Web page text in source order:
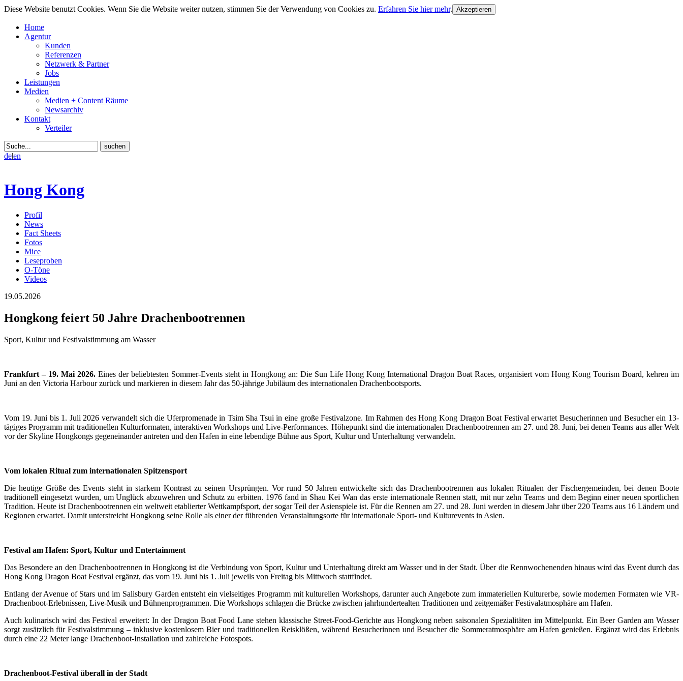
Diese Website benutzt Cookies. Wenn Sie die Website weiter nutzen, stimmen Sie der Verwendung von Cookies zu. Erfahren Sie hier mehr.
Home
Agentur
Kunden
Referenzen
Netzwerk & Partner
Jobs
Leistungen
Medien
Medien + Content Räume
Newsarchiv
Kontakt
Verteiler
de|en
Hong Kong
Profil
News
Fact Sheets
Fotos
Mice
Leseproben
O-Töne
Videos
19.05.2026
Hongkong feiert 50 Jahre Drachenbootrennen
Sport, Kultur und Festivalstimmung am Wasser
Frankfurt – 19. Mai 2026. Eines der beliebtesten Sommer-Events steht in Hongkong an: Die Sun Life Hong Kong International Dragon Boat Races, organisiert vom Hong Kong Tourism Board, kehren im
Juni an den Victoria Harbour zurück und markieren in diesem Jahr das 50-jährige Jubiläum des internationalen Drachenbootsports.
Vom 19. Juni bis 1. Juli 2026 verwandelt sich die Uferpromenade in Tsim Sha Tsui in eine große Festivalzone. Im Rahmen des Hong Kong Dragon Boat Festival erwartet Besucherinnen und Besucher ein 13-
tägiges Programm mit traditionellen Kulturformaten, interaktiven Workshops und Live-Performances. Höhepunkt sind die internationalen Drachenbootrennen am 27. und 28. Juni, bei denen Teams aus aller Welt
vor der Skyline Hongkongs gegeneinander antreten und den Hafen in eine lebendige Bühne aus Sport, Kultur und Unterhaltung verwandeln.
Vom lokalen Ritual zum internationalen Spitzensport
Die heutige Größe des Events steht in starkem Kontrast zu seinen Ursprüngen. Vor rund 50 Jahren entwickelte sich das Drachenbootrennen aus lokalen Ritualen der Fischergemeinden, bei denen Boote
traditionell eingesetzt wurden, um Unglück abzuwehren und Schutz zu erbitten. 1976 fand in Shau Kei Wan das erste internationale Rennen statt, mit nur zehn Teams und dem Beginn einer neuen sportlichen
Tradition. Heute ist Drachenbootrennen ein weltweit etablierter Wettkampfsport, der sogar Teil der Asienspiele ist. Für die Rennen am 27. und 28. Juni werden in diesem Jahr über 220 Teams aus 16 Ländern und
Regionen erwartet. Damit unterstreicht Hongkong seine Rolle als einer der führenden Veranstaltungsorte für internationale Sport- und Kulturevents in Asien.
Festival am Hafen: Sport, Kultur und Entertainment
Das Besondere an den Drachenbootrennen in Hongkong ist die Verbindung von Sport, Kultur und Unterhaltung direkt am Wasser und in der Stadt. Über die Rennwochenenden hinaus wird das Event durch das
Hong Kong Dragon Boat Festival ergänzt, das vom 19. Juni bis 1. Juli jeweils von Freitag bis Mittwoch stattfindet.
Entlang der Avenue of Stars und im Salisbury Garden entsteht ein vielseitiges Programm mit kulturellen Workshops, darunter auch Angebote zum immateriellen Kulturerbe, sowie modernen Formaten wie VR-
Drachenboot-Erlebnissen, Live-Musik und Bühnenprogrammen. Die Workshops schlagen die Brücke zwischen jahrhundertealten Traditionen und zeitgemäßer Festivalatmosphäre am Hafen.
Auch kulinarisch wird das Festival erweitert: In der Dragon Boat Food Lane stehen klassische Street-Food-Gerichte aus Hongkong neben saisonalen Spezialitäten im Mittelpunkt. Ein Beer Garden am Wasser
sorgt zusätzlich für Festivalstimmung – inklusive kostenlosem Bier und traditionellen Reisklößen, während Besucherinnen und Besucher die Sommeratmosphäre am Hafen genießen. Ergänzt wird das Erlebnis
durch eine 22 Meter lange Drachenboot-Installation und zahlreiche Fotospots.
Drachenboot-Festival überall in der Stadt